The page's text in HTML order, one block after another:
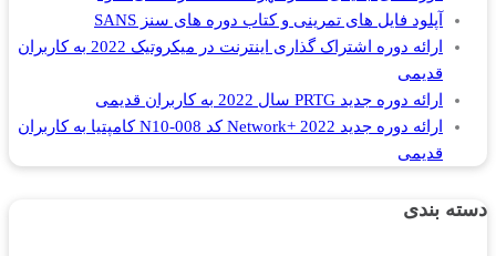
آپلود فایل های تمرینی و کتاب دوره های سنز SANS
ارائه دوره اشتراک گذاری اینترنت در میکروتیک 2022 به کاربران
قدیمی
ارائه دوره جدید PRTG سال 2022 به کاربران قدیمی
ارائه دوره جدید Network+ 2022 کد N10-008 کامپتیا به کاربران
قدیمی
دسته بندی